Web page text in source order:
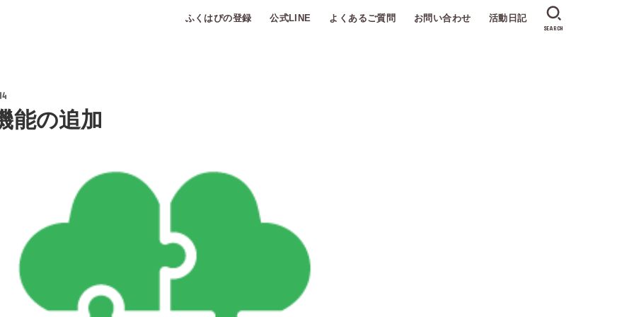
ふくはぴの登録 公式LINE よくあるご質問 お問い合わせ 活動日記
SEARCH
能の追加